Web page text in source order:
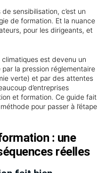
sensibilisation, c’est un
de formation. Et la nuance
pour les dirigeants, et
climatiques est devenu un
la pression réglementaire
verte) et par des attentes
d’entreprises
et formation. Ce guide fait
pour passer à l’étape
: une
réelles